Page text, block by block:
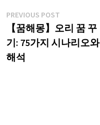
글
탐
색
PREVIOUS POSTPrevious
post:
【꿈해몽】오리 꿈 꾸
기: 75가지 시나리오와
해석